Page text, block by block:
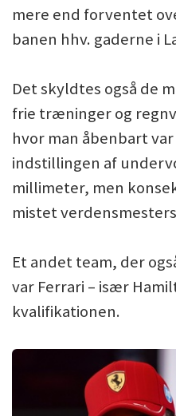
mere end forventet
banen hhv. gaderne i
Det skyldtes også de
frie træninger og
hvor man åbenbart
indstillingen af
millimeter, men
mistet
Et andet team, der
var Ferrari – især
kvalifikationen.